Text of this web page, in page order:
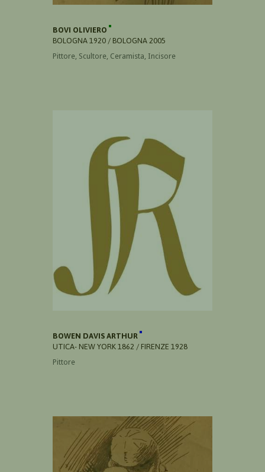
BOVI OLIVIERO
BOLOGNA 1920 / BOLOGNA 2005
Pittore, Scultore, Ceramista, Incisore
BOWEN DAVIS ARTHUR
UTICA- NEW YORK 1862 / FIRENZE 1928
Pittore